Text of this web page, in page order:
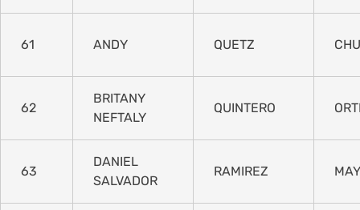
61 ANDY QUETZ
62
BRITANY
NEFTALY
QUINTERO
63
DANIEL
SALVADOR
RAMIREZ MAY